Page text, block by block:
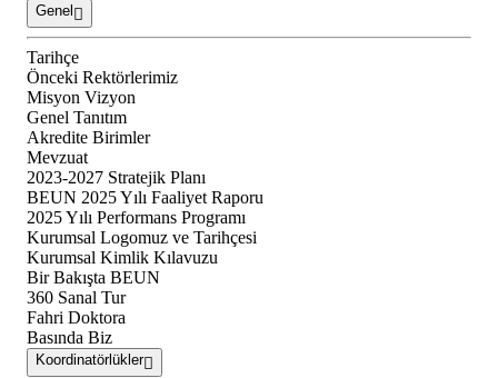
Genel
Tarihçe
Önceki Rektörlerimiz
Misyon Vizyon
Genel Tanıtım
Akredite Birimler
Mevzuat
2023-2027 Stratejik Planı
BEUN 2025 Yılı Faaliyet Raporu
2025 Yılı Performans Programı
Kurumsal Logomuz ve Tarihçesi
Kurumsal Kimlik Kılavuzu
Bir Bakışta BEUN
360 Sanal Tur
Fahri Doktora
Basında Biz
Koordinatörlükler